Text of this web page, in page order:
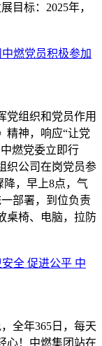
目标：2025年，
燃党员积极参加
党组织和党员作用
精神，响应“让党
燃党委立即行
织公司在岗党员参
降，早上8点，气
部署，到位负责
桌椅、电脑，拉防
全 促进公平 中
全年365日，每天
心！中燃集团站在